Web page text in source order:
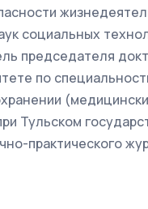
социальных
председателя
по
Тульском
практического